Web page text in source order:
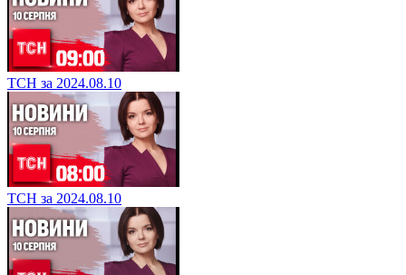
ТСН за 2024.08.10
ТСН за 2024.08.10